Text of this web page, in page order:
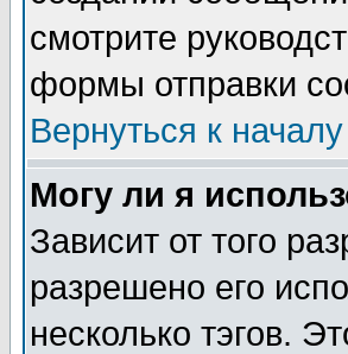
смотрите
формы отправки
Вернуться к началу
Могу ли я
Зависит от того
разрешено его
несколько тэгов.